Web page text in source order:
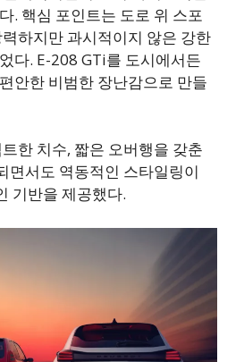
. 핵심 포인트는 도로 위 스포
하지만 과시적이지 않은 강한
다. E-208 GTi를 도시에서든
안한 비범한 장난감으로 만들
한 치수, 짧은 오버행을 갖춘
면서도 역동적인 스타일링이
기반을 제공했다.